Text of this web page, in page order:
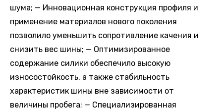
шума; — Инновационная конструкция профиля и
применение материалов нового поколения
позволило уменьшить сопротивление качения и
снизить вес шины; — Оптимизированное
содержание силики обеспечило высокую
износостойкость, а также стабильность
характеристик шины вне зависимости от
величины пробега; — Специализированная